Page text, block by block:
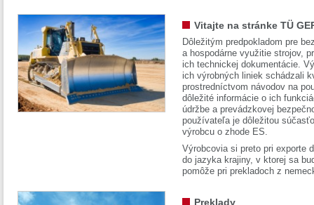
Vitajte na stránke TÜ
Dôležitým predpokladom pre
a hospodárne využitie strojov,
ich technickej dokumentácie.
ich výrobných liniek schádzali
prostredníctvom návodov na
dôležité informácie o ich
údržbe a prevádzkovej
používateľa je dôležitou
výrobcu o zhode ES.
Výrobcovia si preto pri exporte
do jazyka krajiny, v ktorej sa
pomôže pri prekladoch z
Preklady